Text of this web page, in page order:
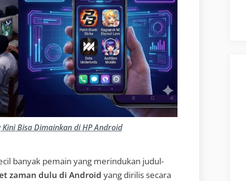
Bisa Dimainkan di HP Android
banyak pemain yang merindukan judul-
zaman dulu di Android yang dirilis secara